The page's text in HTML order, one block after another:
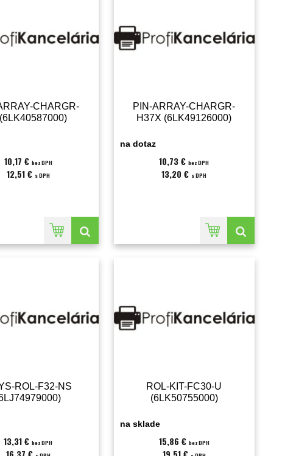
CHARGR-
10,17 € bez DPH
12,51 € s DPH
PIN-ARRAY-CHARGR-
H37X (6LK49126000)
na dotaz
10,73 €bez DPH
13,20 € s DPH
ROL-F32-NS
13,31 €bez DPH
ROL-KIT-FC30-U
(6LK50755000)
na sklade
15,86 € bez DPH